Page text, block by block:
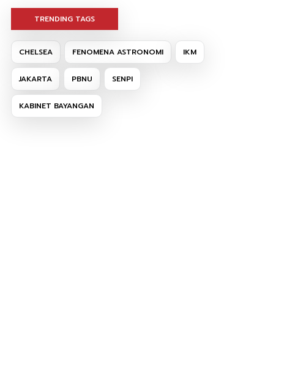
TRENDING TAGS
CHELSEA FENOMENA ASTRONOMI IKM
JAKARTA PBNU SENPI
KABINET BAYANGAN